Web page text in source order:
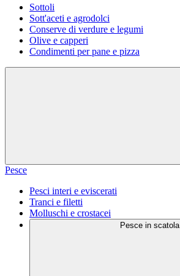
Sottoli
Sott'aceti e agrodolci
Conserve di verdure e legumi
Olive e capperi
Condimenti per pane e pizza
Pesce
Pesci interi e eviscerati
Tranci e filetti
Molluschi e crostacei
Pesce in scatola